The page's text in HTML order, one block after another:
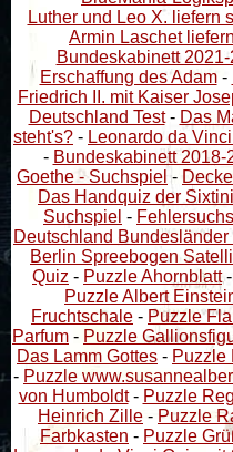
Luther und Leo X. liefern
Armin Laschet
Bundeskabinett
Erschaffung des Adam-
Friedrich II. mit Kaiser
Deutschland Test- Das
steht's? - Leonardo da
- Bundeskabinett 2018-
Goethe - Suchspiel -
Das Handquiz der
Suchspiel -
Deutschland Bundesländer
Berlin Spreebogen
Quiz - Puzzle Ahornblatt-
Puzzle Albert
Fruchtschale - Puzzle
Parfum - Puzzle
Das Lamm Gottes - Puzzle
- Puzzle
von Humboldt- Puzzle
Heinrich Zille - Puzzle
Farbkasten - Puzzle